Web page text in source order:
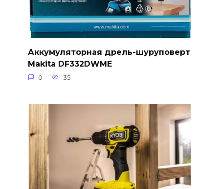
Аккумуляторная дрель-шуруповерт
Makita DF332DWME
0 35